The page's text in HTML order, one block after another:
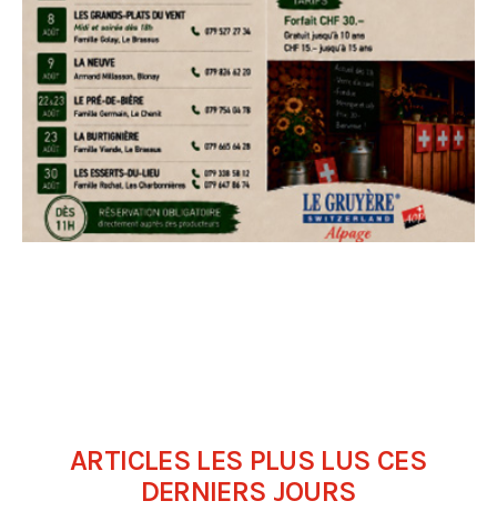
ARTICLES LES PLUS LUS CES
DERNIERS JOURS